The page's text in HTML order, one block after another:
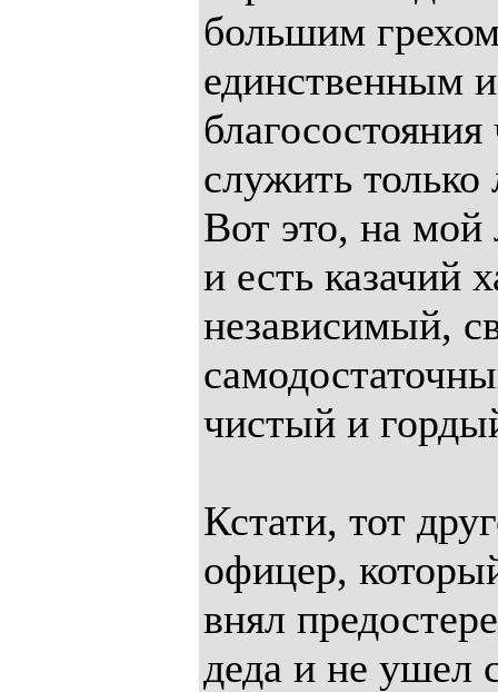
большим
единственным
служить
Вот это, на мой
и есть казачий
независимый,
чистый и
Кстати, тот
офицер,
внял
деда и не ушел